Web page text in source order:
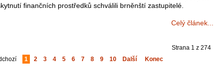
finančních prostředků schválili brněnští zastupitelé.
Celý článek...
Strana 1 z 274
1 2 3 4 5 6 7 8 9 10 Další Konec